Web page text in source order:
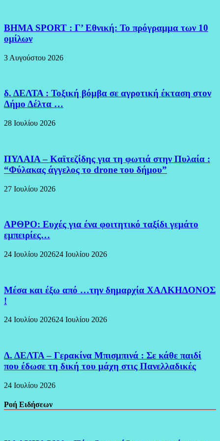
BHMA SPORT : Γ’ Εθνική: Το πρόγραμμα των 10
ομίλων
3 Αυγούστου 2026
δ. ΔΕΛΤΑ : Τοξική βόμβα σε αγροτική έκταση στον
Δήμο Δέλτα …
28 Ιουλίου 2026
ΠΥΛΑΙΑ – Καϊτεζίδης για τη φωτιά στην Πυλαία :
“Φύλακας άγγελος το drone του δήμου”
27 Ιουλίου 2026
ΑΡΘΡΟ: Ευχές για ένα φοιτητικό ταξίδι γεμάτο
εμπειρίες…
24 Ιουλίου 202624 Ιουλίου 2026
Μέσα και έξω από …την δημαρχία ΧΑΛΚΗΔΟΝΟΣ
!
24 Ιουλίου 202624 Ιουλίου 2026
Δ. ΔΕΛΤΑ – Γερακίνα Μπισμπινά : Σε κάθε παιδί
που έδωσε τη δική του μάχη στις Πανελλαδικές
24 Ιουλίου 2026
Ροή Ειδήσεων